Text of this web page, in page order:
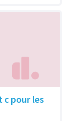
c pour les